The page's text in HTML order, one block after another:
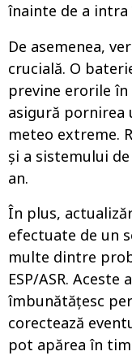
înainte de a intra
De asemenea,
crucială. O
previne erorile
asigură pornirea
meteo extreme.
și a sistemului
an.
În plus,
efectuate de un
multe dintre
ESP/ASR.
îmbunătățesc
corectează
pot apărea în